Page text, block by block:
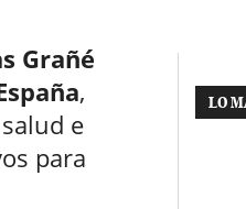
Grañé
,
e
para
LO